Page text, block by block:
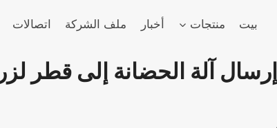
بيت منتجات أخبار ملف الشركة اتصالات
آلة الحضانة إلى قطر